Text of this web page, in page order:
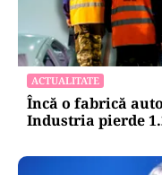
ACTUALITATE
Încă o fabrică
Industria pierde